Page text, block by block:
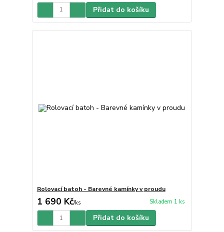
Přidat do košíku
Rolovací batoh - Barevné kamínky v proudu
1 690 Kč/ks Skladem 1 ks
Přidat do košíku